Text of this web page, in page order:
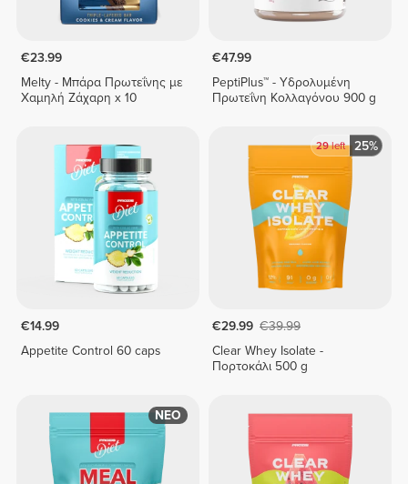
€23.99
Melty - Μπάρα Πρωτεΐνης με
Χαμηλή Ζάχαρη x 10
€47.99
PeptiPlus™ - Υδρολυμένη
Πρωτεΐνη Κολλαγόνου 900 g
€14.99
Appetite Control 60 caps
29left 25%
€29.99 €39.99
Clear Whey Isolate -
Πορτοκάλι 500 g
ΝΕΟ